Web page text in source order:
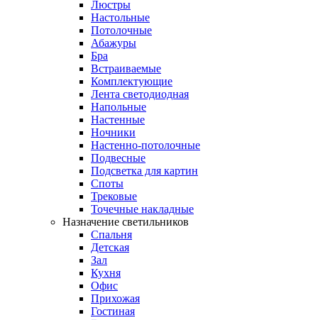
Люстры
Настольные
Потолочные
Абажуры
Бра
Встраиваемые
Комплектующие
Лента светодиодная
Напольные
Настенные
Ночники
Настенно-потолочные
Подвесные
Подсветка для картин
Споты
Трековые
Точечные накладные
Назначение светильников
Спальня
Детская
Зал
Кухня
Офис
Прихожая
Гостиная